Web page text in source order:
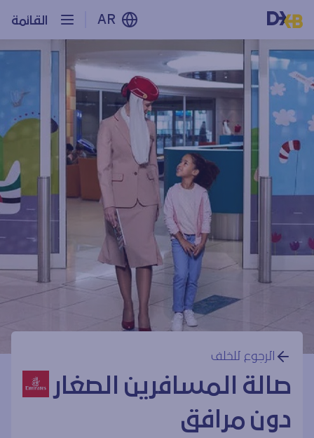
القائمة AR
الرجوع للخلف
صالة المسافرين الصغار
دون مرافق